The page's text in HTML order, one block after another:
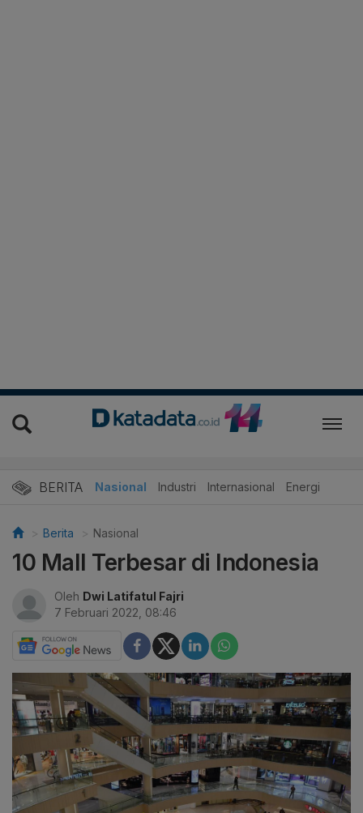
BERITA Nasional Industri Internasional Energi
Berita Nasional
10 Mall Terbesar di Indonesia
Oleh Dwi Latifatul Fajri
7 Februari 2022, 08:46